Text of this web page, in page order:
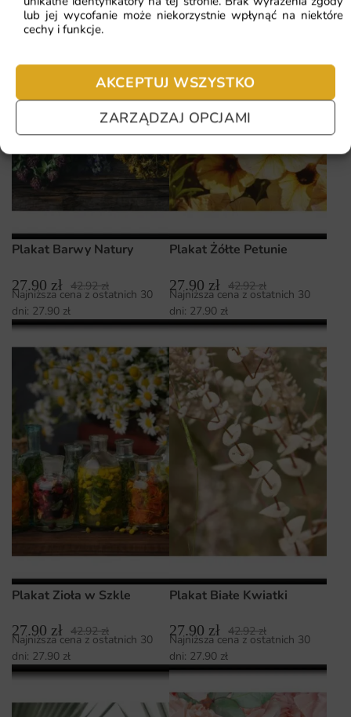
lub jej wycofanie może niekorzystnie wpłynąć na niektóre
cechy i funkcje.
AKCEPTUJ WSZYSTKO
ZARZĄDZAJ OPCJAMI
Plakat Barwy Natury
27.90 zł 42.92zł
Najniższa cena z ostatnich 30
dni: 27.90 zł
Plakat Żółte Petunie
27.90 zł 42.92zł
Najniższa cena z ostatnich 30
dni: 27.90 zł
Plakat Zioła w Szkle
27.90 zł 42.92zł
Najniższa cena z ostatnich 30
dni: 27.90 zł
Plakat Białe Kwiatki
27.90 zł 42.92zł
Najniższa cena z ostatnich 30
dni: 27.90 zł